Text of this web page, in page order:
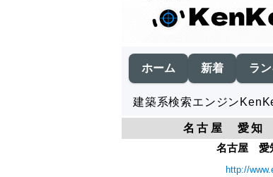
ホーム 新着 ラ
建築系検索エンジン
名古屋 愛知
名古屋 愛
http://